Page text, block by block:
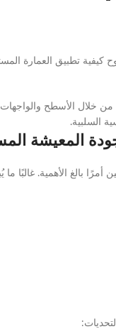
كيفية تطبيق العمارة
خلال الأسطح
السلبية.
المعيشة
أمرًا بالغ الأهمية. غالبًا